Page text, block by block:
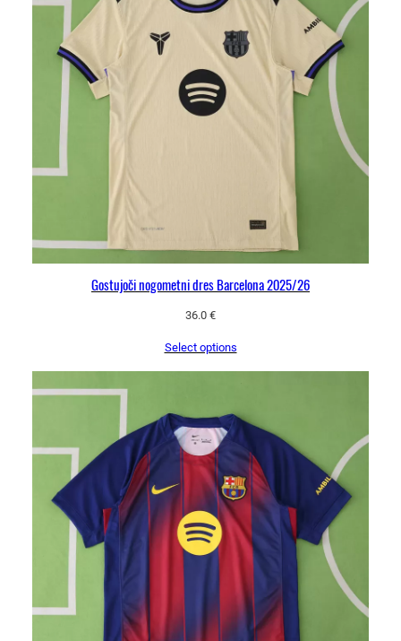
Gostujoči nogometni dres Barcelona 2025/26
36.0 €
Select options